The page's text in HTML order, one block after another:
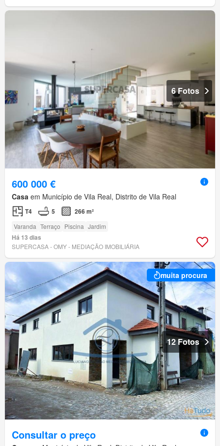
6 Fotos
600 000 €
Casa em Município de Vila Real, Distrito de Vila Real
T4 5 266 m²
Varanda Terraço Piscina Jardim
Há 13 dias
SUPERCASA - OMY - MEDIAÇÃO IMOBILIÁRIA
muita procura
12 Fotos
Consultar o preço